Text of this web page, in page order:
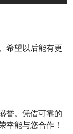
希望以后能有更
誉。凭借可靠的
幸能与您合作！